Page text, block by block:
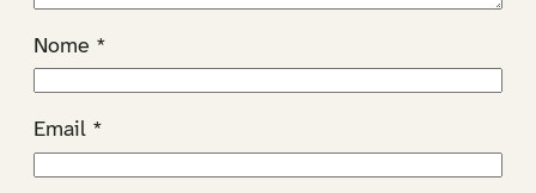
Nome *
Email *